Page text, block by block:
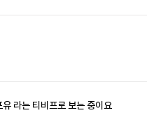
라는 티비프로 보는 중이요